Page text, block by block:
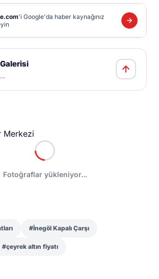
'i Google'da haber kaynağınız
Merkezi
Fotoğraflar yükleniyor...
#İnegöl Kapalı Çarşı
#çeyrek altın fiyatı